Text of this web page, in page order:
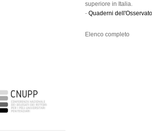
superiore in Italia.
- Quaderni
Elenco completo